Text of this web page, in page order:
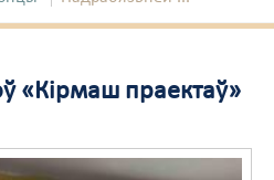
«Кірмаш праектаў»